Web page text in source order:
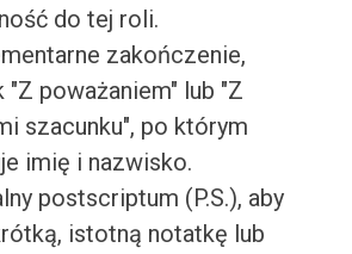
do tej roli.
zakończenie,
"Z poważaniem" lub "Z
szacunku", po którym
imię i nazwisko.
postscriptum (P.S.), aby
istotną notatkę lub